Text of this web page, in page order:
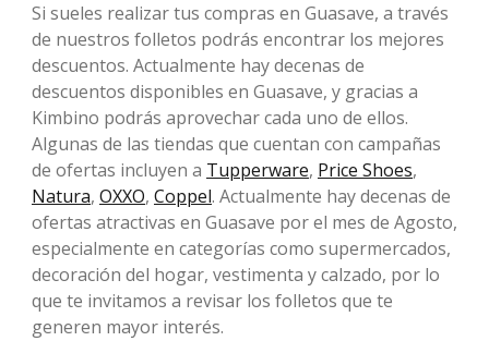
Si sueles realizar tus compras en Guasave, a través
de nuestros folletos podrás encontrar los mejores
descuentos. Actualmente hay decenas de
descuentos disponibles en Guasave, y gracias a
Kimbino podrás aprovechar cada uno de ellos.
Algunas de las tiendas que cuentan con campañas
de ofertas incluyen a Tupperware, Price Shoes,
Natura, OXXO, Coppel. Actualmente hay decenas de
ofertas atractivas en Guasave por el mes de Agosto,
especialmente en categorías como supermercados,
decoración del hogar, vestimenta y calzado, por lo
que te invitamos a revisar los folletos que te
generen mayor interés.